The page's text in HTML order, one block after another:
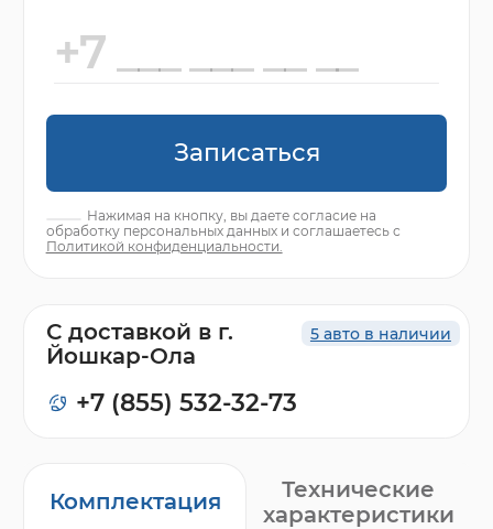
Записаться
Нажимая на кнопку, вы даете согласие на
обработку персональных данных и соглашаетесь с
Политикой конфиденциальности.
Комплектация
Технические
характеристики
5 авто в наличии
С доставкой в г.
Йошкар-Ола
+7 (855) 532-32-73